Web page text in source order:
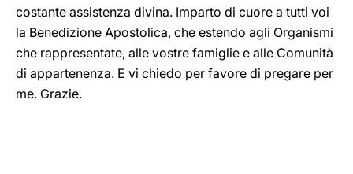
costante assistenza divina. Imparto di cuore a tutti voi
la Benedizione Apostolica, che estendo agli Organismi
che rappresentate, alle vostre famiglie e alle Comunità
di appartenenza. E vi chiedo per favore di pregare per
me. Grazie.